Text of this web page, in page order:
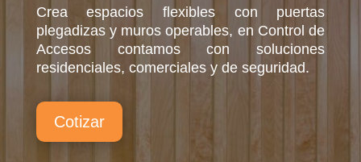
Crea espacios flexibles con puertas
plegadizas y muros operables, en Control de
Accesos contamos con soluciones
residenciales, comerciales y de seguridad.
Cotizar